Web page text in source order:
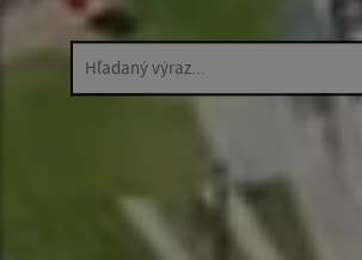
Hľadaný výraz...